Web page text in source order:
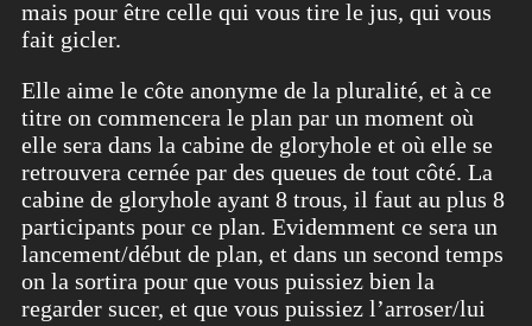
mais pour être celle qui vous tire le jus, qui vous
fait gicler.
Elle aime le côte anonyme de la pluralité, et à ce
titre on commencera le plan par un moment où
elle sera dans la cabine de gloryhole et où elle se
retrouvera cernée par des queues de tout côté. La
cabine de gloryhole ayant 8 trous, il faut au plus 8
participants pour ce plan. Evidemment ce sera un
lancement/début de plan, et dans un second temps
on la sortira pour que vous puissiez bien la
regarder sucer, et que vous puissiez l’arroser/lui